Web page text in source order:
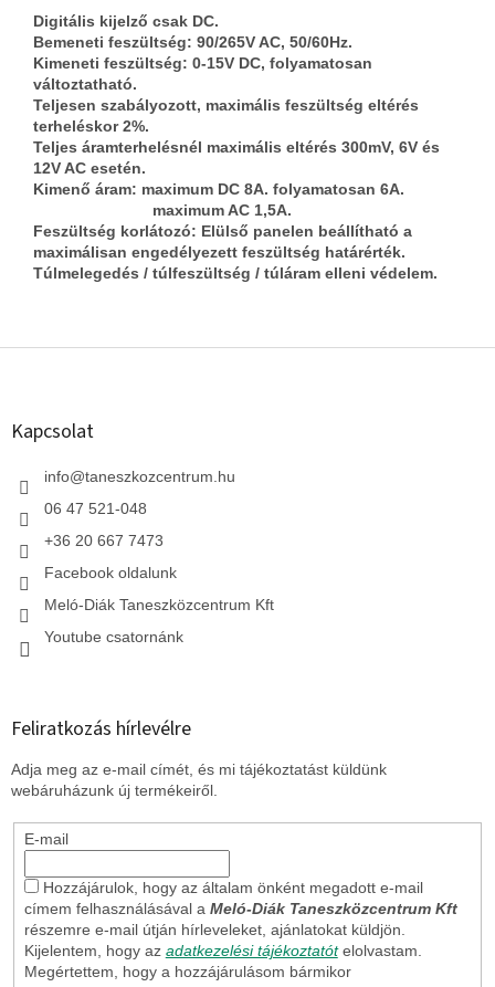
Digitális kijelző csak DC.
Bemeneti feszültség: 90/265V AC, 50/60Hz.
Kimeneti feszültség: 0-15V DC, folyamatosan
változtatható.
Teljesen szabályozott, maximális feszültség eltérés
terheléskor 2%.
Teljes áramterhelésnél maximális eltérés 300mV, 6V és
12V AC esetén.
Kimenő áram: maximum DC 8A. folyamatosan 6A.
maximum AC 1,5A.
Feszültség korlátozó: Elülső panelen beállítható a
maximálisan engedélyezett feszültség határérték.
Túlmelegedés / túlfeszültség / túláram elleni védelem.
L
Kapcsolat
info@taneszkozcentrum.hu
06 47 521-048
+36 20 667 7473
Facebook oldalunk
Meló-Diák Taneszközcentrum Kft
Youtube csatornánk
Feliratkozás hírlevélre
Adja meg az e-mail címét, és mi tájékoztatást küldünk
webáruházunk új termékeiről.
E-mail
Hozzájárulok, hogy az általam önként megadott e-mail
címem felhasználásával a Meló-Diák Taneszközcentrum Kft
részemre e-mail útján hírleveleket, ajánlatokat küldjön.
Kijelentem, hogy az adatkezelési tájékoztatót elolvastam.
Megértettem, hogy a hozzájárulásom bármikor